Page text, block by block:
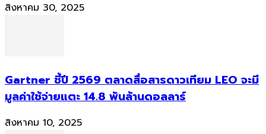
สิงหาคม 30, 2025
Gartner ชี้ปี 2569 ตลาดสื่อสารดาวเทียม LEO จะมี
มูลค่าใช้จ่ายแตะ 14.8 พันล้านดอลลาร์
สิงหาคม 10, 2025